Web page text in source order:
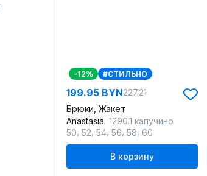
-12% #СТИЛЬНО
199.95 BYN227.21
Брюки, Жакет
Anastasia 1290.1 капучино
50 52 54 56 58 60
В корзину